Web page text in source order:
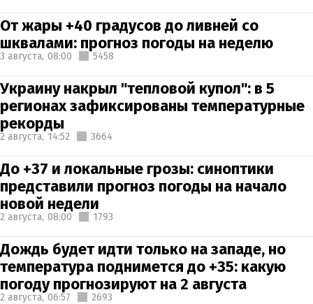
От жары +40 градусов до ливней со
шквалами: прогноз погоды на неделю
3 августа, 08:00 5458
Украину накрыл "тепловой купол": в 5
регионах зафиксированы температурные
рекорды
2 августа, 14:52 3664
До +37 и локальные грозы: синоптики
представили прогноз погоды на начало
новой недели
2 августа, 08:00 1793
Дождь будет идти только на западе, но
температура поднимется до +35: какую
погоду прогнозируют на 2 августа
2 августа, 06:57 2693